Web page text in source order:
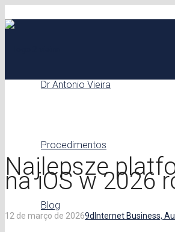
Dr Antonio Vieira
Procedimentos
Blog
Najlepsze
na iOS w 2026
12 de março de 20269d Internet Business,